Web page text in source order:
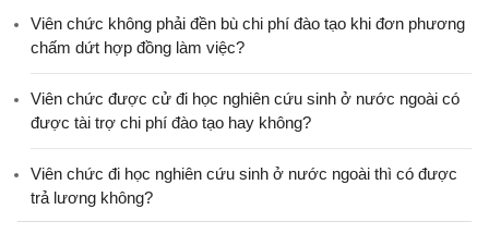
Viên chức không phải đền bù chi phí đào tạo khi đơn phương
chấm dứt hợp đồng làm việc?
Viên chức được cử đi học nghiên cứu sinh ở nước ngoài có
được tài trợ chi phí đào tạo hay không?
Viên chức đi học nghiên cứu sinh ở nước ngoài thì có được
trả lương không?